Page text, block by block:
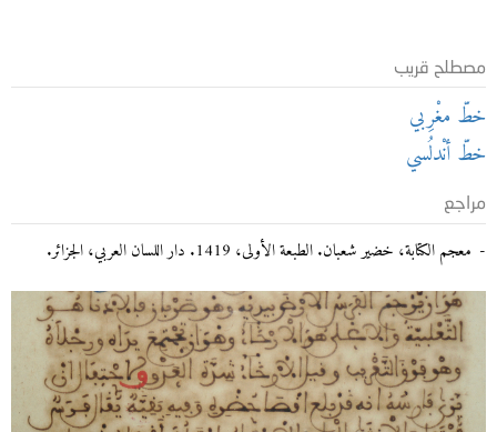
مصطلح قريب
خطّ مغْرِبي
خطّ أنْدلُسي
مراجع
معجم الكتابة، خضير شعبان. الطبعة الأولى، 1419. دار اللسان العربي، الجزائر.